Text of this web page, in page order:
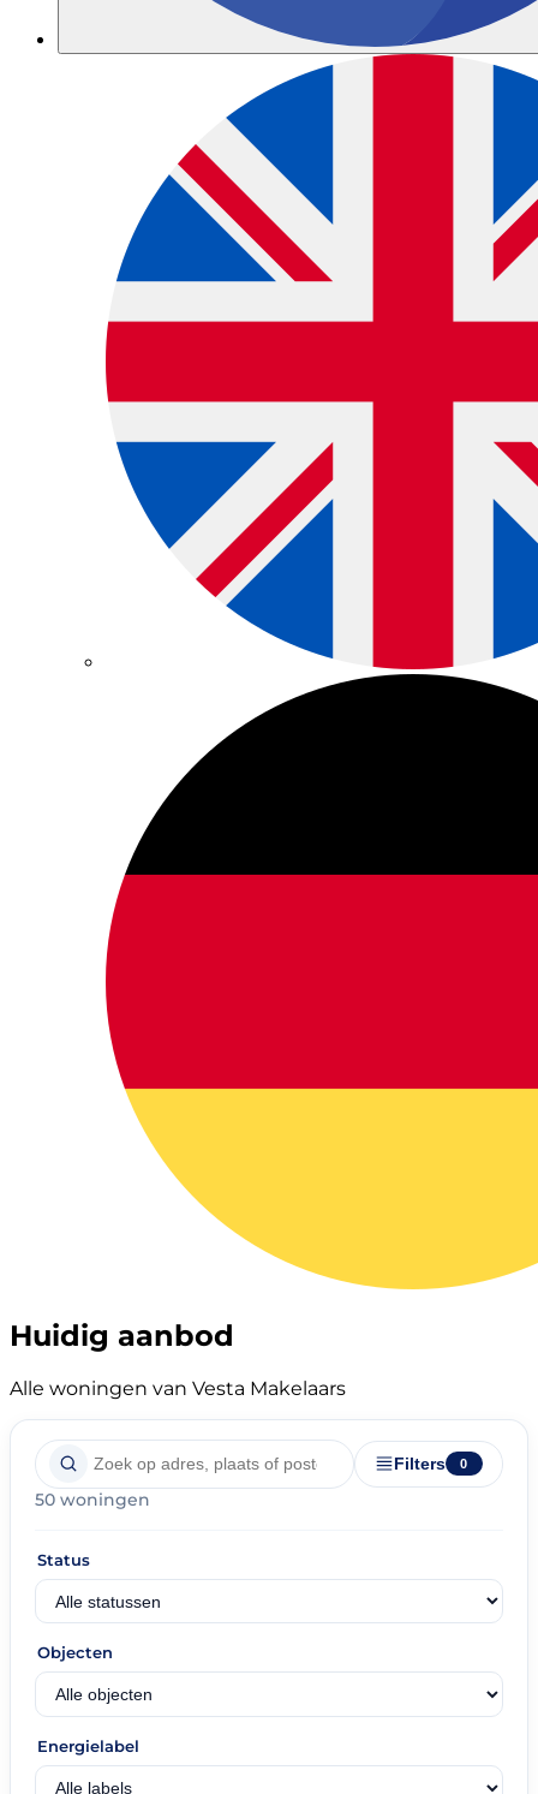
Huidig aanbod
Alle woningen van Vesta Makelaars
Filters 0
50 woningen
Status
Objecten
Energielabel